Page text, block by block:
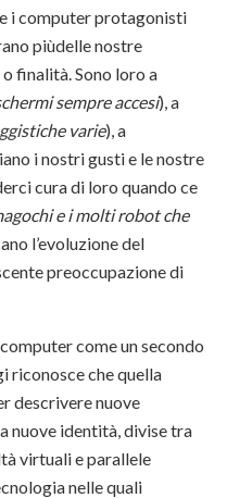
i computer protagonisti
piùdelle nostre
finalità. Sono loro a
sempre accesi), a
varie), a
i nostri gusti e le nostre
cura di loro quando ce
e i molti robot che
l’evoluzione del
preoccupazione di
come un secondo
riconosce che quella
descrivere nuove
nuove identità, divise tra
virtuali e parallele
nelle quali